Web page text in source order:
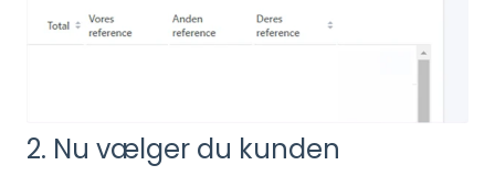
2. Nu vælger du kunden